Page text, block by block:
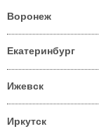
Воронеж
Екатеринбург
Ижевск
Иркутск